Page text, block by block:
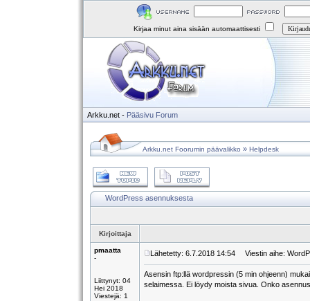
Kirjaa minut aina sisään automaattisesti
Arkku.net - Pääsivu Forum
Arkku.net Foorumin päävalikko » Helpdesk
WordPress asennuksesta
Kirjoittaja
pmaatta
-
Liittynyt: 04
Hei 2018
Viestejä: 1
Lähetetty: 6.7.2018 14:54 Viestin aihe:
Asensin ftp:llä wordpressin (5 min ohjeenn)
selaimessa. Ei löydy moista sivua. Onko